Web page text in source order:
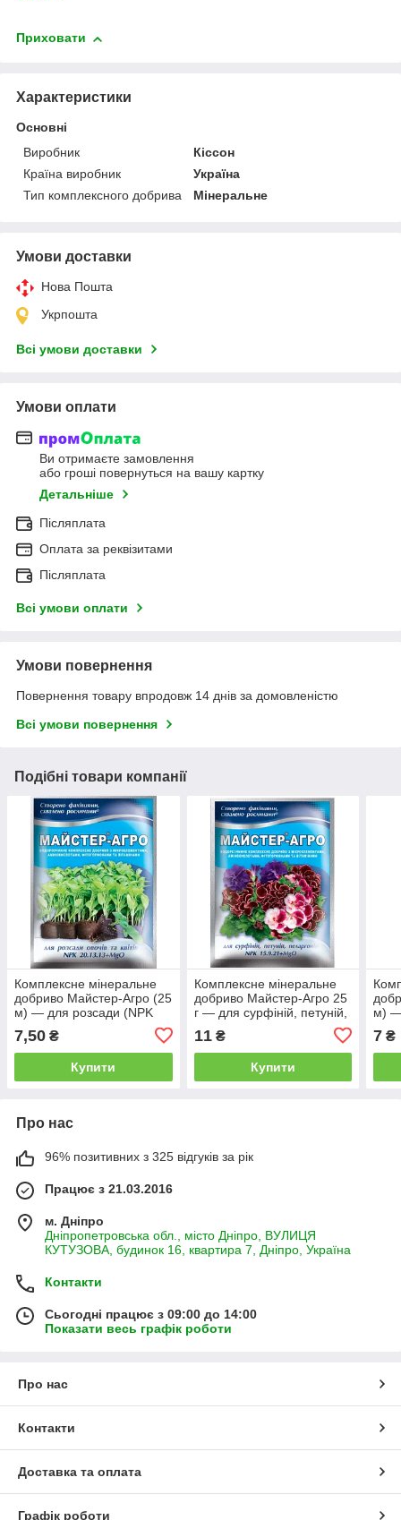
Приховати
Характеристики
Основні
Виробник
Кіссон
Країна виробник
Україна
Тип комплексного добрива
Мінеральне
Умови доставки
Нова Пошта
Укрпошта
Всі умови доставки
Умови оплати
Ви отримаєте замовлення
або гроші повернуться на вашу картку
Детальніше
Післяплата
Оплата за реквізитами
Післяплата
Всі умови оплати
Умови повернення
Повернення товару впродовж 14 днів за домовленістю
Всі умови повернення
Подібні товари компанії
Комплексне мінеральне
добриво Майстер-Агро (25
м) — для розсади (NPK
7,50 ₴
Купити
Комплексне мінеральне
добриво Майстер-Агро 25
г — для сурфіній, петуній,
11₴
Купити
м) —
7 ₴
Про нас
96% позитивних з 325 відгуків за рік
Працює з 21.03.2016
м. Дніпро
Дніпропетровська обл., місто Дніпро, ВУЛИЦЯ
КУТУЗОВА, будинок 16, квартира 7, Дніпро, Україна
Контакти
Сьогодні працює з 09:00 до 14:00
Показати весь графік роботи
Про нас
Контакти
Доставка та оплата
Графік роботи